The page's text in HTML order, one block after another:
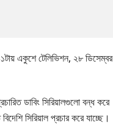
একুশে টেলিভিশন, ২৮ ডিসেম্বর
ডাবিং সিরিয়ালগুলো বন্ধ করে
সিরিয়াল প্রচার করে যাচ্ছে।